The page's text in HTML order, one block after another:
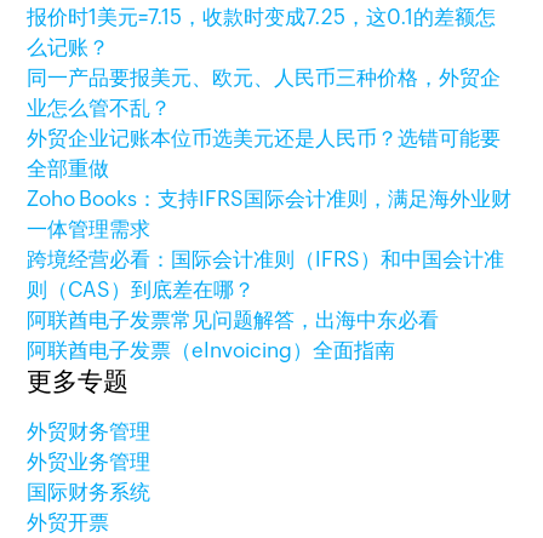
报价时1美元=7.15，收款时变成7.25，这0.1的差额怎
么记账？
同一产品要报美元、欧元、人民币三种价格，外贸企
业怎么管不乱？
外贸企业记账本位币选美元还是人民币？选错可能要
全部重做
Zoho Books：支持IFRS国际会计准则，满足海外业财
一体管理需求
跨境经营必看：国际会计准则（IFRS）和中国会计准
则（CAS）到底差在哪？
阿联酋电子发票常见问题解答，出海中东必看
阿联酋电子发票（eInvoicing）全面指南
更多专题
外贸财务管理
外贸业务管理
国际财务系统
外贸开票